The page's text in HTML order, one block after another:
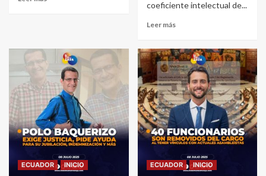
coeficiente intelectual de...
Leer más
ECUADOR INICIO ECUADOR INICIO